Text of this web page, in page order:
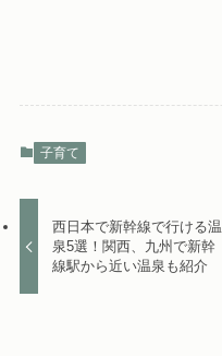
子育て
西日本で新幹線で行ける温
泉5選！関西、九州で新幹
線駅から近い温泉も紹介